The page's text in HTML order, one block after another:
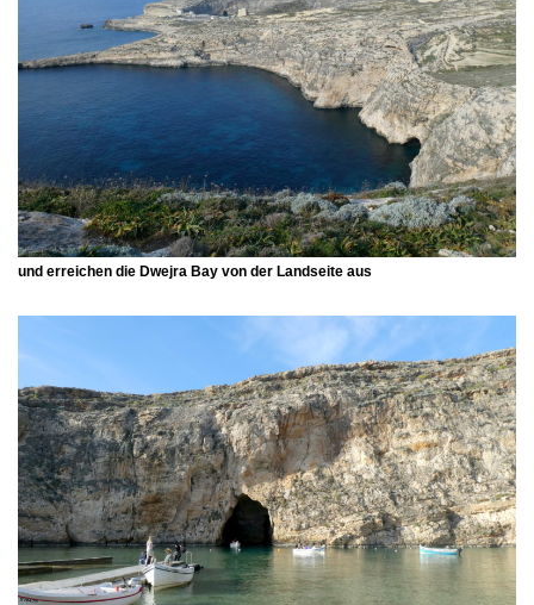
und erreichen die Dwejra Bay von der Landseite aus